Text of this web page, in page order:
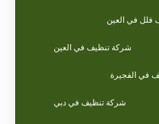
فلل في العين
شركة تنظيف في العين
في الفجيرة
شركة تنظيف في دبي